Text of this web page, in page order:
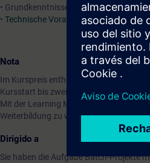
• Grundkenntnisse der
• Technische Voraussetzung
Nota
Im Kurspreis enthalten: Kostenloser
Kursstart bis zwei Wochen nach
Mit der Learning Membership können
Weiterbildung zu weiteren
Dirigido a
Sie haben die Aufgabe Batch-Projekte